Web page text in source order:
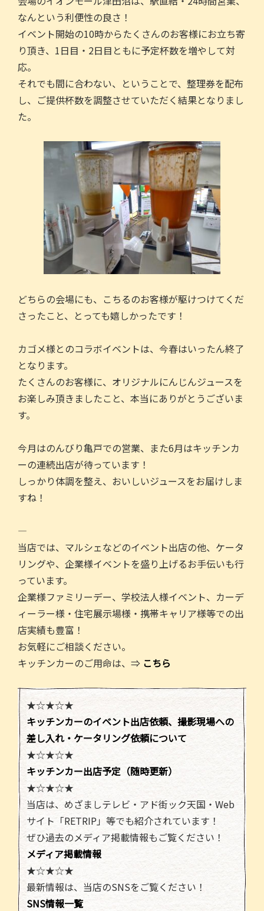
なんという利便性の良さ！
イベント開始の10時からたくさんのお客様にお立ち寄
り頂き、1日目・2日目ともに予定杯数を増やして対
応。
それでも間に合わない、ということで、整理券を配布
し、ご提供杯数を調整させていただく結果となりまし
た。
どちらの会場にも、こちるのお客様が駆けつけてくだ
さったこと、とっても嬉しかったです！
カゴメ様とのコラボイベントは、今春はいったん終了
となります。
たくさんのお客様に、オリジナルにんじんジュースを
お楽しみ頂きましたこと、本当にありがとうございま
す。
今月はのんびり亀戸での営業、また6月はキッチンカ
ーの連続出店が待っています！
しっかり体調を整え、おいしいジュースをお届けしま
すね！
—
当店では、マルシェなどのイベント出店の他、ケータ
リングや、企業様イベントを盛り上げるお手伝いも行
っています。
企業様ファミリーデー、学校法人様イベント、カーデ
ィーラー様・住宅展示場様・携帯キャリア様等での出
店実績も豊富！
お気軽にご相談ください。
キッチンカーのご用命は、⇒ こちら
★☆★☆★
キッチンカーのイベント出店依頼、撮影現場への
差し入れ・ケータリング依頼について
★☆★☆★
キッチンカー出店予定（随時更新）
★☆★☆★
当店は、めざましテレビ・アド街ック天国・Web
サイト「RETRIP」等でも紹介されています！
ぜひ過去のメディア掲載情報もご覧ください！
メディア掲載情報
★☆★☆★
最新情報は、当店のSNSをご覧ください！
SNS情報一覧